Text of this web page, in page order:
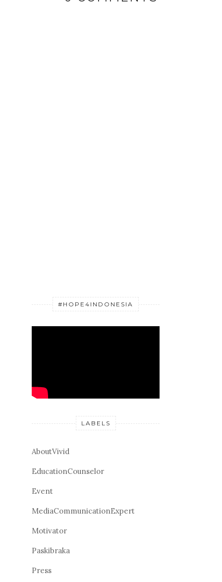
#HOPE4INDONESIA
LABELS
AboutVivid
EducationCounselor
Event
MediaCommunicationExpert
Motivator
Paskibraka
Press